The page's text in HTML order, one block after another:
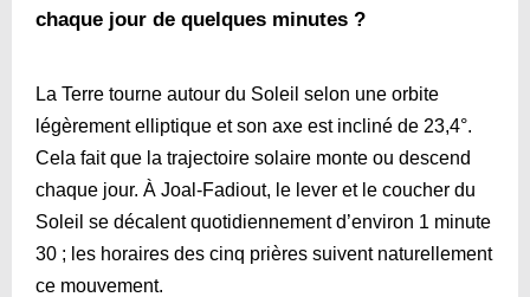
chaque jour de quelques minutes ?
La Terre tourne autour du Soleil selon une orbite
légèrement elliptique et son axe est incliné de 23,4°.
Cela fait que la trajectoire solaire monte ou descend
chaque jour. À Joal-Fadiout, le lever et le coucher du
Soleil se décalent quotidiennement d’environ 1 minute
30 ; les horaires des cinq prières suivent naturellement
ce mouvement.